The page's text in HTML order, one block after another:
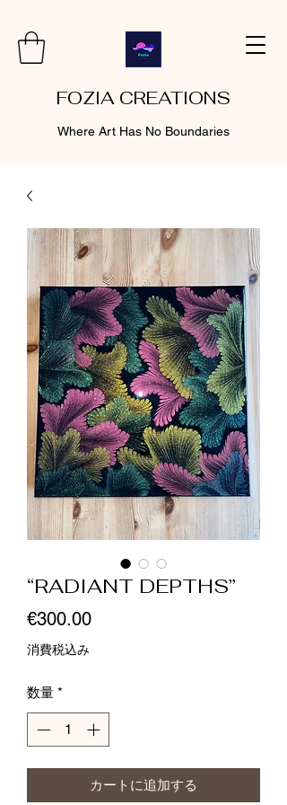
FOZIA CREATIONS
Where Art Has No Boundaries
“RADIANT DEPTHS”
€300.00価
消費税込み
数量 *
カートに追加する